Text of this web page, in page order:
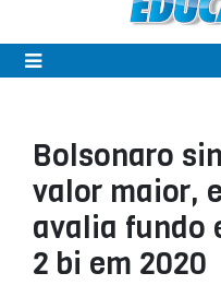
Bolsonaro
valor maior,
avalia fundo
2 bi em 2020